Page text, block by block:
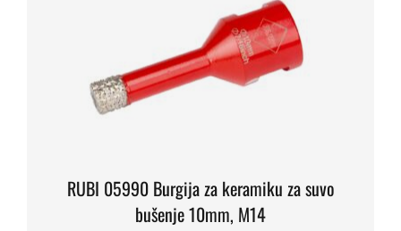
RUBI 05990 Burgija za keramiku za suvo
bušenje 10mm, M14